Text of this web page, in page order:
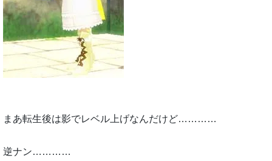
まあ転生後は影でレベル上げなんだけど…………
逆ナン…………